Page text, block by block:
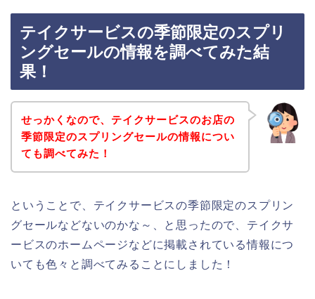
テイクサービスの季節限定のスプリ
ングセールの情報を調べてみた結
果！
せっかくなので、テイクサービスのお店の
季節限定のスプリングセールの情報につい
ても調べてみた！
ということで、テイクサービスの季節限定のスプリン
グセールなどないのかな～、と思ったので、テイクサ
ービスのホームページなどに掲載されている情報につ
いても色々と調べてみることにしました！